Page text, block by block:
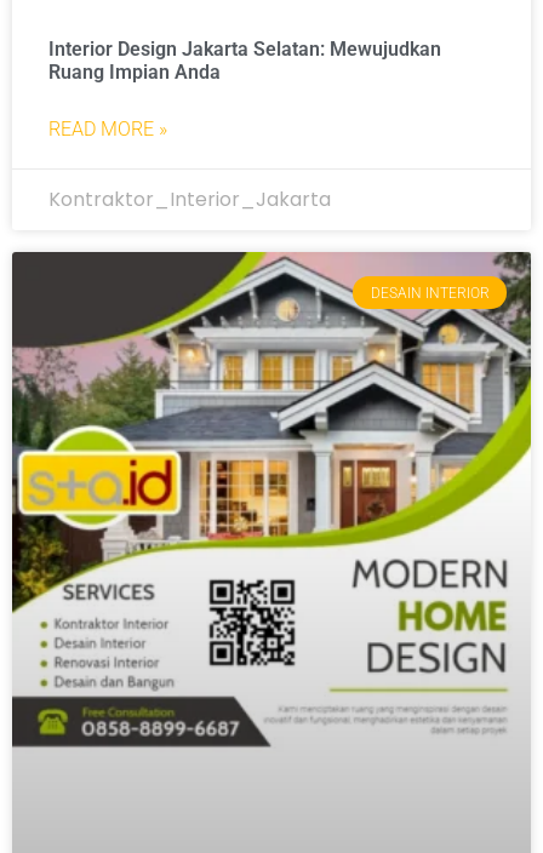
Interior Design Jakarta Selatan: Mewujudkan
Ruang Impian Anda
READ MORE »
Kontraktor_Interior_Jakarta
DESAIN INTERIOR